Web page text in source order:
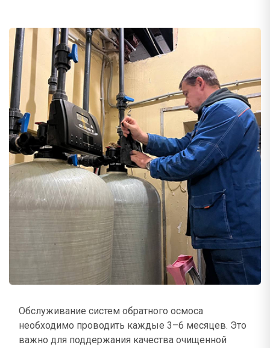
Обслуживание систем обратного осмоса
необходимо проводить каждые 3–6 месяцев. Это
важно для поддержания качества очищенной